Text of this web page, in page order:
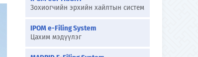
Зохиогчийн эрхийн хайлтын систем
IPOM e-Filing System
Цахим мэдүүлэг